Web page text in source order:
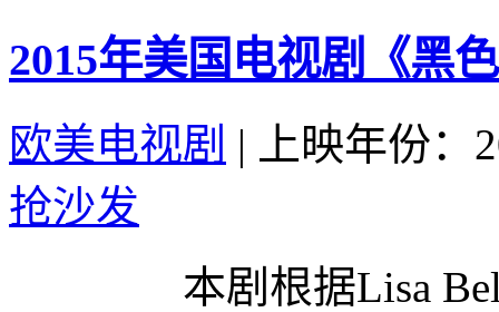
2015年美国电视剧《黑
欧美电视剧 |
上映年份：
抢沙发
本剧根据Lisa